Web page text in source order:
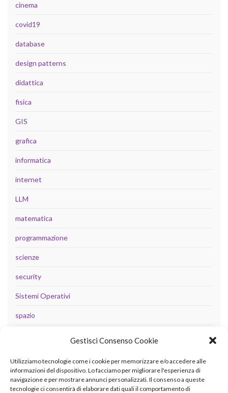
Gestisci Consenso Cookie
Utilizziamo tecnologie come i cookie per memorizzare e/o accedere alle
informazioni del dispositivo. Lo facciamo per migliorare l'esperienza di
navigazione e per mostrare annunci personalizzati. Il consenso a queste
tecnologie ci consentirà di elaborare dati quali il comportamento di
cinema
covid19
database
design patterns
didattica
fisica
GIS
grafica
informatica
internet
LLM
matematica
programmazione
scienze
security
Sistemi Operativi
spazio